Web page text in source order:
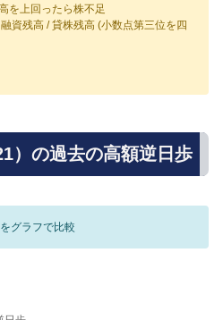
を上回ったら株不足
資残高 / 貸株残高 (小数点第三位を四
）の過去の高額逆日歩
グラフで比較